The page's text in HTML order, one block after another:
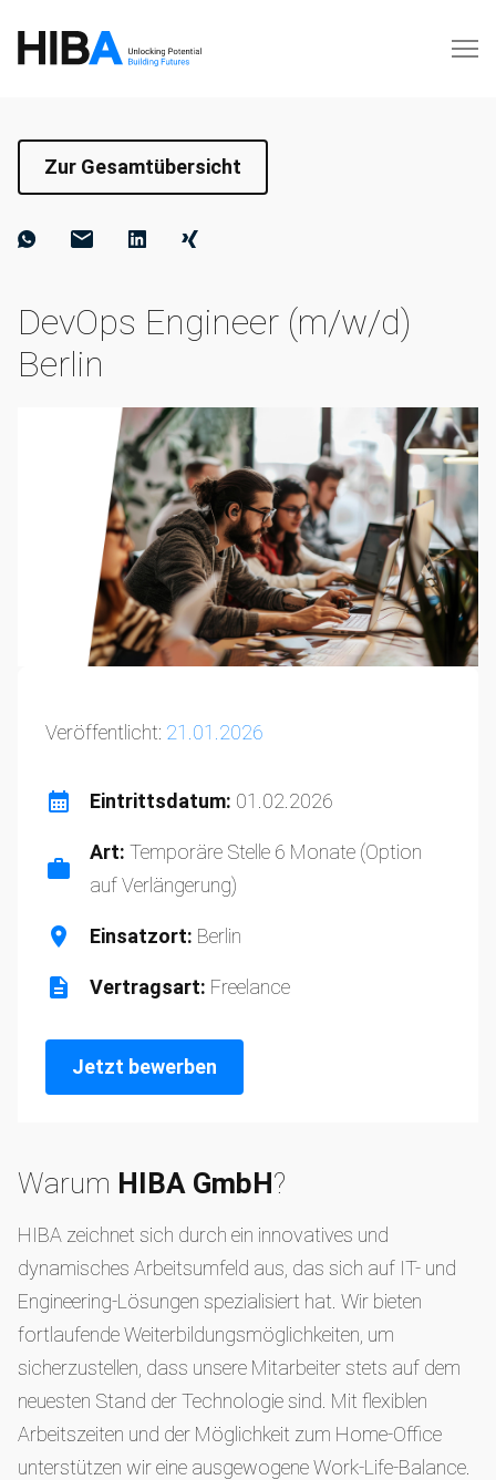
Zur Gesamtübersicht
DevOps Engineer (m/w/d)
Berlin
Veröffentlicht: 21.01.2026
Eintrittsdatum: 01.02.2026
Art: Temporäre Stelle 6 Monate (Option
auf Verlängerung)
Einsatzort: Berlin
Vertragsart: Freelance
Jetzt bewerben
Warum HIBA GmbH?
HIBA zeichnet sich durch ein innovatives und
dynamisches Arbeitsumfeld aus, das sich auf IT- und
Engineering-Lösungen spezialisiert hat. Wir bieten
fortlaufende Weiterbildungsmöglichkeiten, um
sicherzustellen, dass unsere Mitarbeiter stets auf dem
neuesten Stand der Technologie sind. Mit flexiblen
Arbeitszeiten und der Möglichkeit zum Home-Office
unterstützen wir eine ausgewogene Work-Life-Balance.